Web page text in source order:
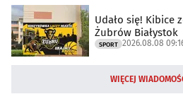
Udało się! Kibice
Żubrów Białystok
SPORT 2026.08.08
WIĘCEJ